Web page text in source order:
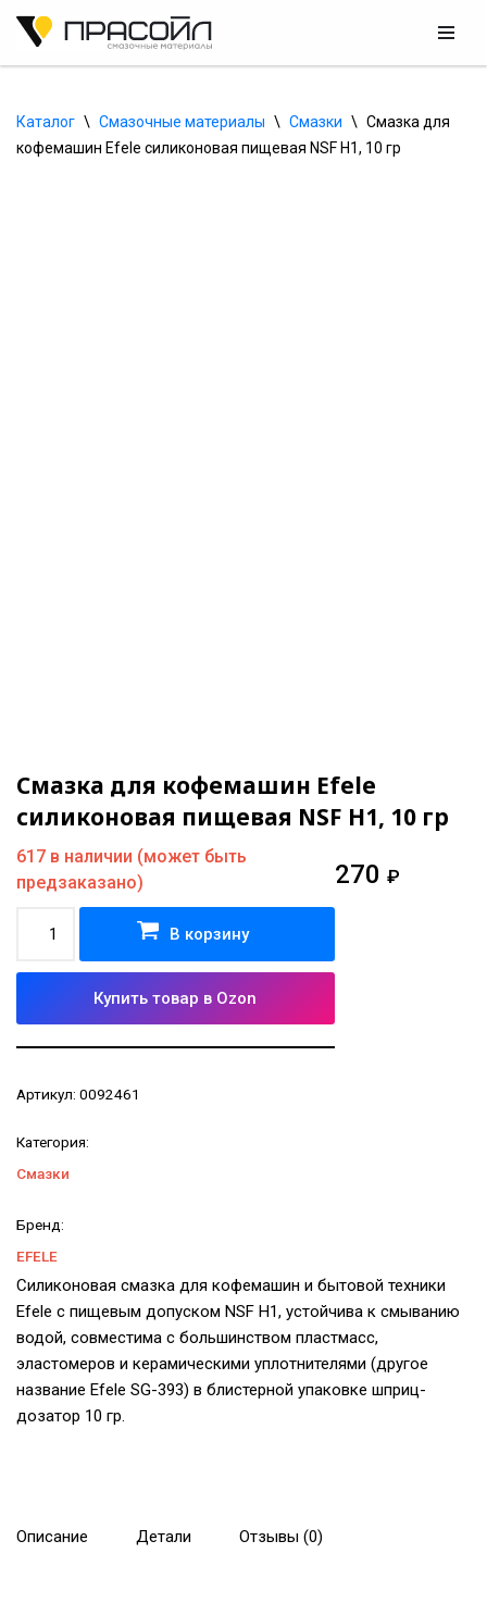
содержимому
Каталог \ Смазочные материалы \ Смазки \ Смазка для
кофемашин Efele силиконовая пищевая NSF H1, 10 гр
Смазка для кофемашин Efele
силиконовая пищевая NSF H1, 10 гр
270 ₽
617 в наличии (может быть
предзаказано)
В корзину
Купить товар в Ozon
Артикул: 0092461
Категория:
Смазки
Бренд:
EFELE
Силиконовая смазка для кофемашин и бытовой техники
Efele с пищевым допуском NSF H1, устойчива к смыванию
водой, совместима с большинством пластмасс,
эластомеров и керамическими уплотнителями (другое
название Efele SG-393) в блистерной упаковке шприц-
дозатор 10 гр.
Описание Детали Отзывы (0)